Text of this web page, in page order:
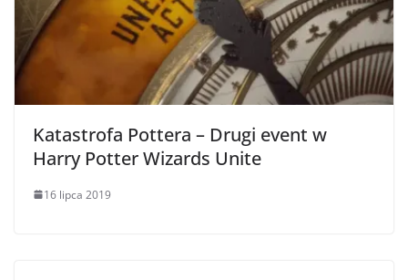
Katastrofa Pottera – Drugi event w
Harry Potter Wizards Unite
16 lipca 2019